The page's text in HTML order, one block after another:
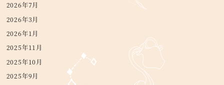
2026年7月
2026年3月
2026年1月
2025年11月
2025年10月
2025年9月